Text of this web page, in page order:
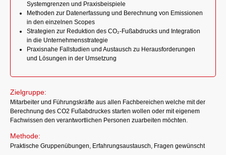
Systemgrenzen und Praxisbeispiele
Methoden zur Datenerfassung und Berechnung von Emissionen
in den einzelnen Scopes
Strategien zur Reduktion des CO₂-Fußabdrucks und Integration
in die Unternehmensstrategie
Praxisnahe Fallstudien und Austausch zu Herausforderungen
und Lösungen in der Umsetzung
Zielgruppe:
Mitarbeiter und Führungskräfte aus allen Fachbereichen welche mit der
Berechnung des CO2 Fußabdruckes starten wollen oder mit eigenem
Fachwissen den verantwortlichen Personen zuarbeiten möchten.
Methode:
Praktische Gruppenübungen, Erfahrungsaustausch, Fragen gewünscht